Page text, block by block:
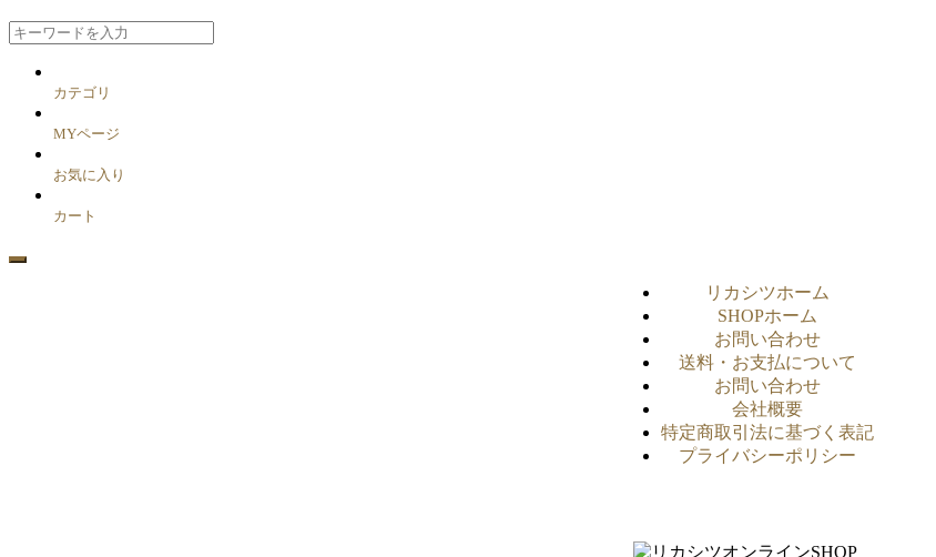
カテゴリ
MYページ
お気に入り
カート
リカシツホーム
SHOPホーム
お問い合わせ
送料・お支払について
お問い合わせ
会社概要
特定商取引法に基づく表記
プライバシーポリシー